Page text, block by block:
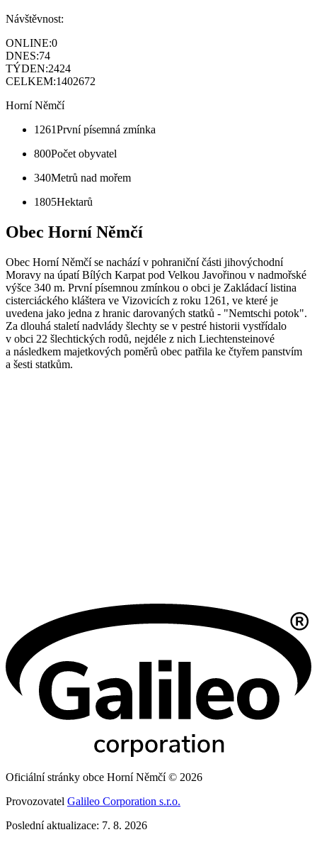
Návštěvnost:
ONLINE:0
DNES:74
TÝDEN:2424
CELKEM:1402672
Horní Němčí
1261První písemná zmínka
800Počet obyvatel
340Metrů nad mořem
1805Hektarů
Obec Horní Němčí
Obec Horní Němčí se nachází v pohraniční části jihovýchodní
Moravy na úpatí Bílých Karpat pod Velkou Javořinou v nadmořské
výšce 340 m. První písemnou zmínkou o obci je Zakládací listina
cisterciáckého kláštera ve Vizovicích z roku 1261, ve které je
uvedena jako jedna z hranic darovaných statků - "Nemtschi potok".
Za dlouhá staletí nadvlády šlechty se v pestré historii vystřídalo
v obci 22 šlechtických rodů, nejdéle z nich Liechtensteinové
a následkem majetkových poměrů obec patřila ke čtyřem panstvím
a šesti statkům.
Oficiální stránky obce Horní Němčí © 2026
Provozovatel Galileo Corporation s.r.o.
Poslední aktualizace: 7. 8. 2026